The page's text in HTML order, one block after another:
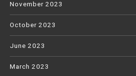
November 2023
October 2023
June 2023
March 2023